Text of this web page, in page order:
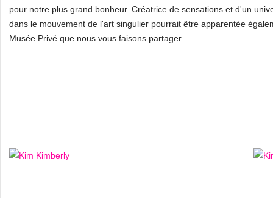
pour notre plus grand bonheur. Créatrice de sensations et d'un
dans le mouvement de l'art singulier pourrait être apparentée
Musée Privé que nous vous faisons partager.